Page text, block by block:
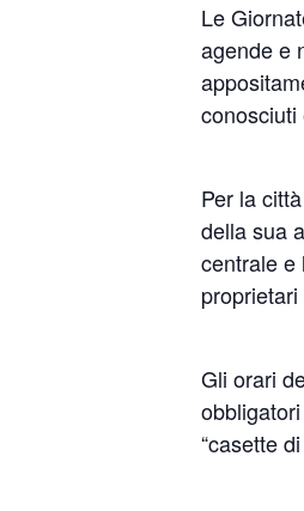
Le
agende e
Per la
della sua
centrale e
Gli orari
“casette